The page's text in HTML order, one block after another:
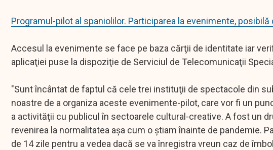
Programul-pilot al spaniolilor. Participarea la evenimente, posibilă
Accesul la evenimente se face pe baza cărţii de identitate iar
aplicaţiei puse la dispoziţie de Serviciul de Telecomunicaţii
"Sunt încântat de faptul că cele trei instituţii de spectacole din
noastre de a organiza aceste evenimente-pilot, care vor fi un
a activităţii cu publicul în sectoarele cultural-creative. A fost un
revenirea la normalitatea aşa cum o ştiam înainte de pandemie.
de 14 zile pentru a vedea dacă se va înregistra vreun caz de